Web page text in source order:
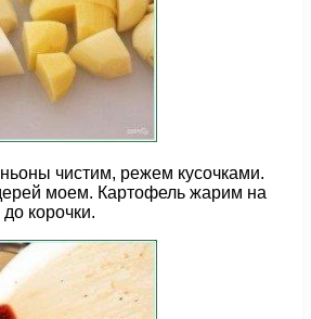
чистим, режем кусочками.
моем. Картофель жарим на
корочки.